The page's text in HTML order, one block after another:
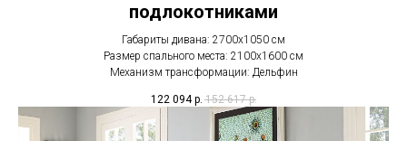
подлокотниками
Габариты дивана: 2700х1050 см
Размер спального места: 2100x1600 см
Механизм трансформации: Дельфин
122 094 р. 152 617 р.